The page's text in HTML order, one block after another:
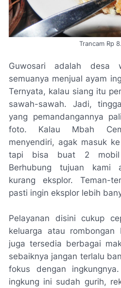
Trancam Rp
Guwosari adalah desa
semuanya menjual ayam
Ternyata, kalau siang itu
sawah-sawah. Jadi,
yang pemandangannya
foto. Kalau Mbah
menyendiri, agak masuk
tapi bisa buat 2 mobil
Berhubung tujuan kami
kurang eksplor. Teman-
pasti ingin eksplor lebih
Pelayanan disini cukup
keluarga atau rombongan
juga tersedia berbagai
sebaiknya jangan terlalu
fokus dengan
ingkung ini sudah gurih,